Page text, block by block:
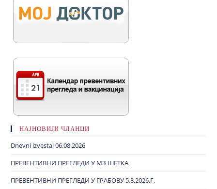
НАЈНОВИЈИ ЧЛАНЦИ
Dnevni izvestaj 06.08.2026
ПРЕВЕНТИВНИ ПРЕГЛЕДИ У МЗ ШЕТКА
ПРЕВЕНТИВНИ ПРЕГЛЕДИ У ГРАБОВУ 5.8.2026.Г.